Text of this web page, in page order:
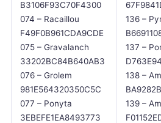
B3106F93C70F4300
074 – Racaillou
F49F0B961CDA9CDE
075 – Gravalanch
33202BC84B640AB3
076 – Grolem
981E564320350C5C
077 – Ponyta
3EBEFE1EA8493773
136 –
137 –
138 –
139 –